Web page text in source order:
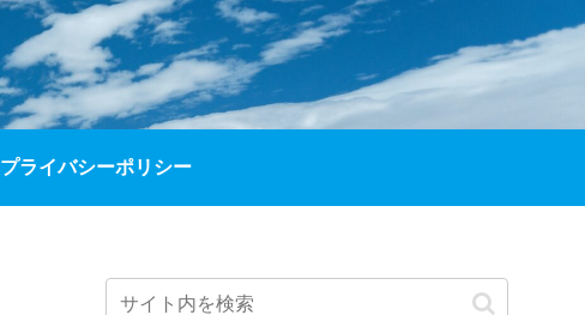
プライバシーポリシー